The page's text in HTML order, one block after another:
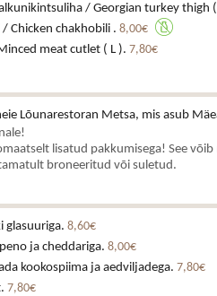
/ Georgian turkey thigh
Chicken chakhobili . 8,00€
meat cutlet ( L ). 7,80€
Lõunarestoran Metsa, mis asub
lisatud pakkumisega! See
broneeritud või suletud.
glasuuriga. 8,60€
ja cheddariga. 8,00€
kookospiima ja aedviljadega. 7,80€
7,80€